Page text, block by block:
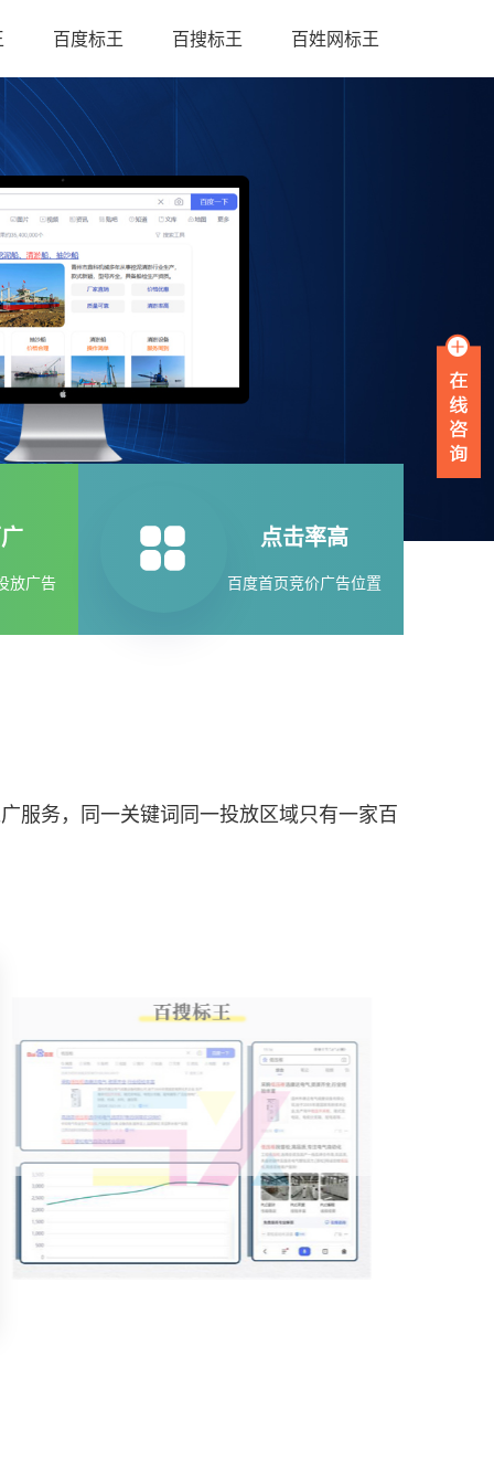
百度标王 百搜标王 百姓网标王
放广告
点击率高
百度首页竞价广告位置
服务，同一关键词同一投放区域只有一家百